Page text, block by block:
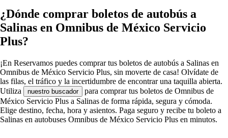
¿Dónde comprar boletos de autobús a
Salinas en Omnibus de México Servicio
Plus?
¡En Reservamos puedes comprar tus boletos de autobús a Salinas en
Omnibus de México Servicio Plus, sin moverte de casa! Olvídate de
las filas, el tráfico y la incertidumbre de encontrar una taquilla abierta.
Utiliza
nuestro buscador
para comprar tus boletos de Omnibus de
México Servicio Plus a Salinas de forma rápida, segura y cómoda.
Elige destino, fecha, hora y asientos. Paga seguro y recibe tu boleto a
Salinas en autobuses Omnibus de México Servicio Plus en minutos.